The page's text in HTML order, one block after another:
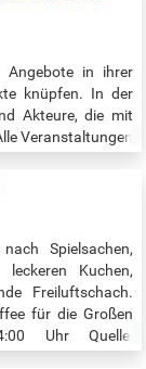
Angebote in ihrer
knüpfen. In der
Akteure, die mit
Veranstaltungen
Spielsachen,
Kuchen,
Freiluftschach.
für die Großen
Uhr Quelle: